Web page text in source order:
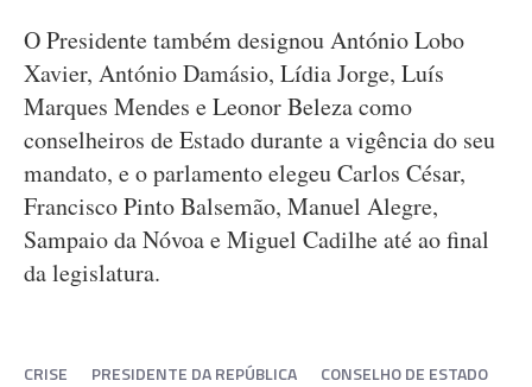
O Presidente também designou António Lobo
Xavier, António Damásio, Lídia Jorge, Luís
Marques Mendes e Leonor Beleza como
conselheiros de Estado durante a vigência do seu
mandato, e o parlamento elegeu Carlos César,
Francisco Pinto Balsemão, Manuel Alegre,
Sampaio da Nóvoa e Miguel Cadilhe até ao final
da legislatura.
CRISE PRESIDENTE DA REPÚBLICA CONSELHO DE ESTADO